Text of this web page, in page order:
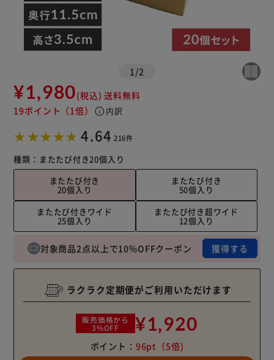
1 /2
¥1,980(税込) 送料無料
19ポイント （1倍） info 内訳
4.64 216件
種類： またたび付き20個入り
またたび付き
20個入り
またたび付き
50個入り
またたび付きワイド
25個入り
またたび付き超ワイド
12個入り
対象商品2点以上で10%OFFクーポン 獲得する
ラクラク定期便がご利用いただけます
販売価格から
3%OFF ¥1,920
ポイント： 96pt （5倍)